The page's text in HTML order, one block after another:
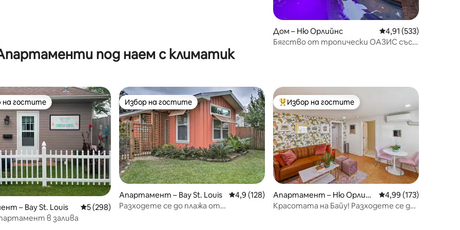
Дом – Ню Орлийнс Средна оценка: 4,91
4,91 (533)
Бягство от тропически ОАЗИС със
под наем с климатик
5, 213 отзива
избор на гостите
на гостите
– Bay St. Louis Средна оценка: 5 от 5, 298 отзива
5 (298)
в залива
Избор на гостите
Избор на гостите
Апартамент – Bay St. Louis Средна оценка: 4,9 от 5, 128 отзива
4,9 (128)
Разходете се до плажа от
Най-популярен избор на гостите
Избор на гостите
Апартамент – Ню Орлийн
с
Средна оценка: 4,99
4,99 (173)
Красотата на Байу! Разходете се до